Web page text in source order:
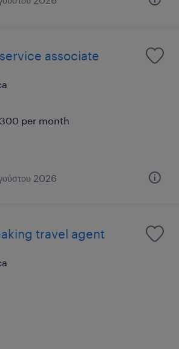
associate
per month
2026
travel agent